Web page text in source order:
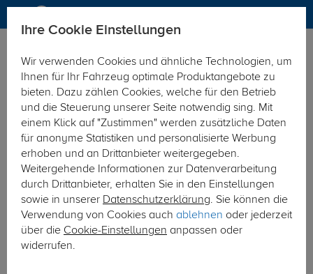
Hier geht's zur Fahrzeugübersicht: Jaguar X-Type Kombi
Ihre Cookie Einstellungen
Wir verwenden Cookies und ähnliche Technologien, um
Ihnen für Ihr Fahrzeug optimale Produktangebote zu
bieten. Dazu zählen Cookies, welche für den Betrieb
und die Steuerung unserer Seite notwendig sing. Mit
einem Klick auf "Zustimmen" werden zusätzliche Daten
für anonyme Statistiken und personalisierte Werbung
erhoben und an Drittanbieter weitergegeben.
Weitergehende Informationen zur Datenverarbeitung
durch Drittanbieter, erhalten Sie in den Einstellungen
sowie in unserer Datenschutzerklärung. Sie können die
Verwendung von Cookies auch ablehnen oder jederzeit
über die Cookie-Einstellungen anpassen oder
widerrufen.